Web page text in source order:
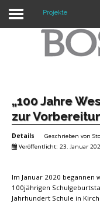
Warning: "continue"
Home
Profil
Unsere Schule
Termine
Projekte
„100 Jahre
zur
Details Geschrieben von
Veröffentlicht: 23. Januar
Im Januar 2020
100jährigen
Jahrhundert Schule in